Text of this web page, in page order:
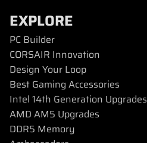
EXPLORE
PC Builder
CORSAIR Innovation
Design Your Loop
Best Gaming Accessories
Intel 14th Generation Upgrades
AMD AM5 Upgrades
DDR5 Memory